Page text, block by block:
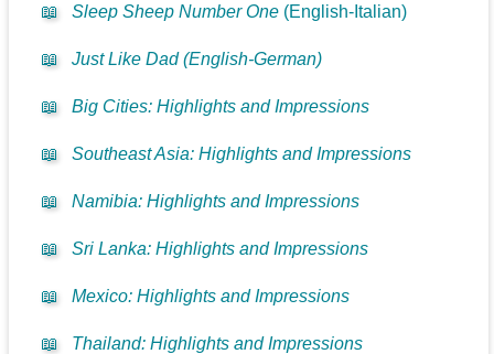
📖 Sleep Sheep Number One (English-Italian)
📖 Just Like Dad (English-German)
📖 Big Cities: Highlights and Impressions
📖 Southeast Asia: Highlights and Impressions
📖 Namibia: Highlights and Impressions
📖 Sri Lanka: Highlights and Impressions
📖 Mexico: Highlights and Impressions
📖 Thailand: Highlights and Impressions